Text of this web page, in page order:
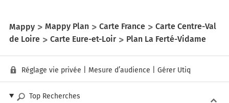
entoure, soigneusement aménagé, déploie d’immenses
perspectives sur la forêt alentour et compose un véritable écrin
cité à son héritage littéraire, encore célébré chaque année en
septembre lors de la Fête du Livre et de la remise du prix Saint-
Mappy Mappy Plan Carte France
Carte Centre-Val
de Loire
Carte Eure-et-Loir Plan La Ferté-Vidame
Réglage vie privée Mesure d’audience Gérer Utiq
Top Recherches